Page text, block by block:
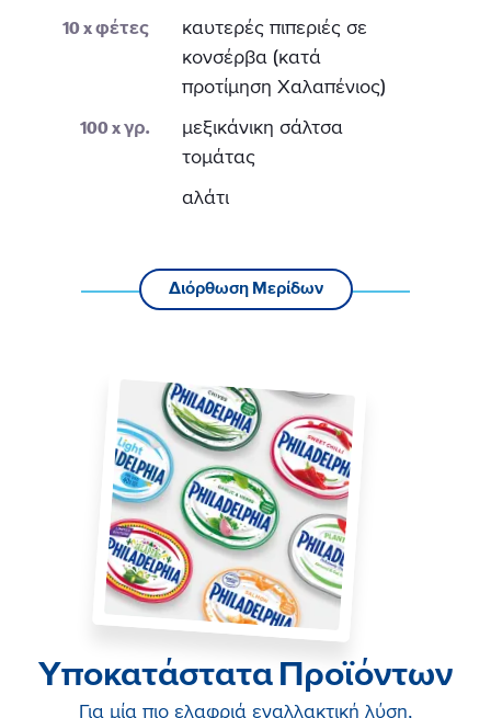
10x φέτες
καυτερές πιπεριές σε
κονσέρβα (κατά
προτίμηση Χαλαπένιος)
100x γρ.
μεξικάνικη σάλτσα
τομάτας
αλάτι
Διόρθωση Μερίδων
Υποκατάστατα Προϊόντων
Για μία πιο ελαφριά εναλλακτική λύση,